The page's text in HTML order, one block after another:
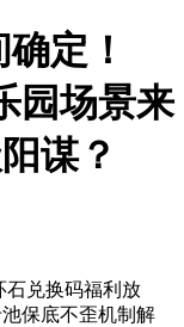
定！
园场景来
谋？
石兑换码福利放
保底不歪机制解